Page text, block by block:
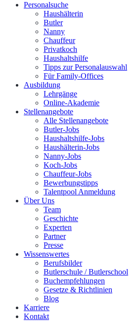
Personalsuche
Haushälterin
Butler
Nanny
Chauffeur
Privatkoch
Haushaltshilfe
Tipps zur Personalauswahl
Für Family-Offices
Ausbildung
Lehrgänge
Online-Akademie
Stellenangebote
Alle Stellenangebote
Butler-Jobs
Haushaltshilfe-Jobs
Haushälterin-Jobs
Nanny-Jobs
Koch-Jobs
Chauffeur-Jobs
Bewerbungstipps
Talentpool Anmeldung
Über Uns
Team
Geschichte
Experten
Partner
Presse
Wissenswertes
Berufsbilder
Butlerschule / Butlerschool
Buchempfehlungen
Gesetze & Richtlinien
Blog
Karriere
Kontakt